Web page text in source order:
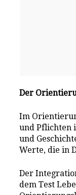
Der
Im
und Pflichten
und
Werte, die in
Der
dem Test